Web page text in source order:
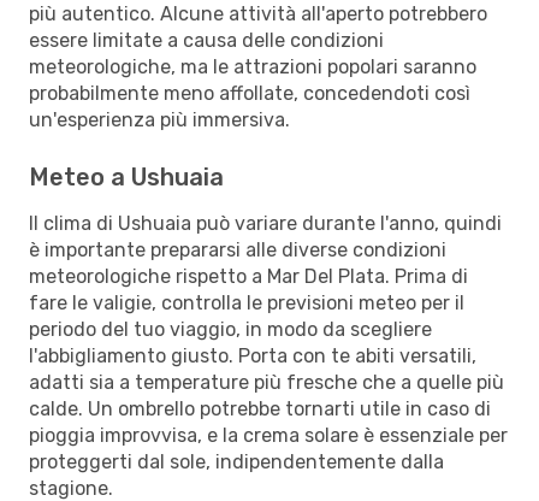
più autentico. Alcune attività all'aperto potrebbero
essere limitate a causa delle condizioni
meteorologiche, ma le attrazioni popolari saranno
probabilmente meno affollate, concedendoti così
un'esperienza più immersiva.
Meteo a Ushuaia
Il clima di Ushuaia può variare durante l'anno, quindi
è importante prepararsi alle diverse condizioni
meteorologiche rispetto a Mar Del Plata. Prima di
fare le valigie, controlla le previsioni meteo per il
periodo del tuo viaggio, in modo da scegliere
l'abbigliamento giusto. Porta con te abiti versatili,
adatti sia a temperature più fresche che a quelle più
calde. Un ombrello potrebbe tornarti utile in caso di
pioggia improvvisa, e la crema solare è essenziale per
proteggerti dal sole, indipendentemente dalla
stagione.